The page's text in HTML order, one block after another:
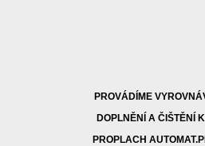
PROVÁDÍME
DOPLNĚNÍ A ČIŠTĚNÍ
PROPLACH